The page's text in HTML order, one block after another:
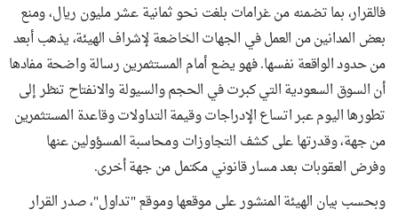
فالقرار، بما تضمنه من غرامات بلغت نحو ثمانية عشر مليون ريال، ومنع
بعض المدانين من العمل في الجهات الخاضعة لإشراف الهيئة، يذهب أبعد
من حدود الواقعة نفسها. فهو يضع أمام المستثمرين رسالة واضحة مفادها
أن السوق السعودية التي كبرت في الحجم والسيولة والانفتاح تنظر إلى
تطورها اليوم عبر اتساع الإدراجات وقيمة التداولات وقاعدة المستثمرين
من جهة، وقدرتها على كشف التجاوزات ومحاسبة المسؤولين عنها
وفرض العقوبات بعد مسار قانوني مكتمل من جهة أخرى.
وبحسب بيان الهيئة المنشور على موقعها وموقع "تداول"، صدر القرار